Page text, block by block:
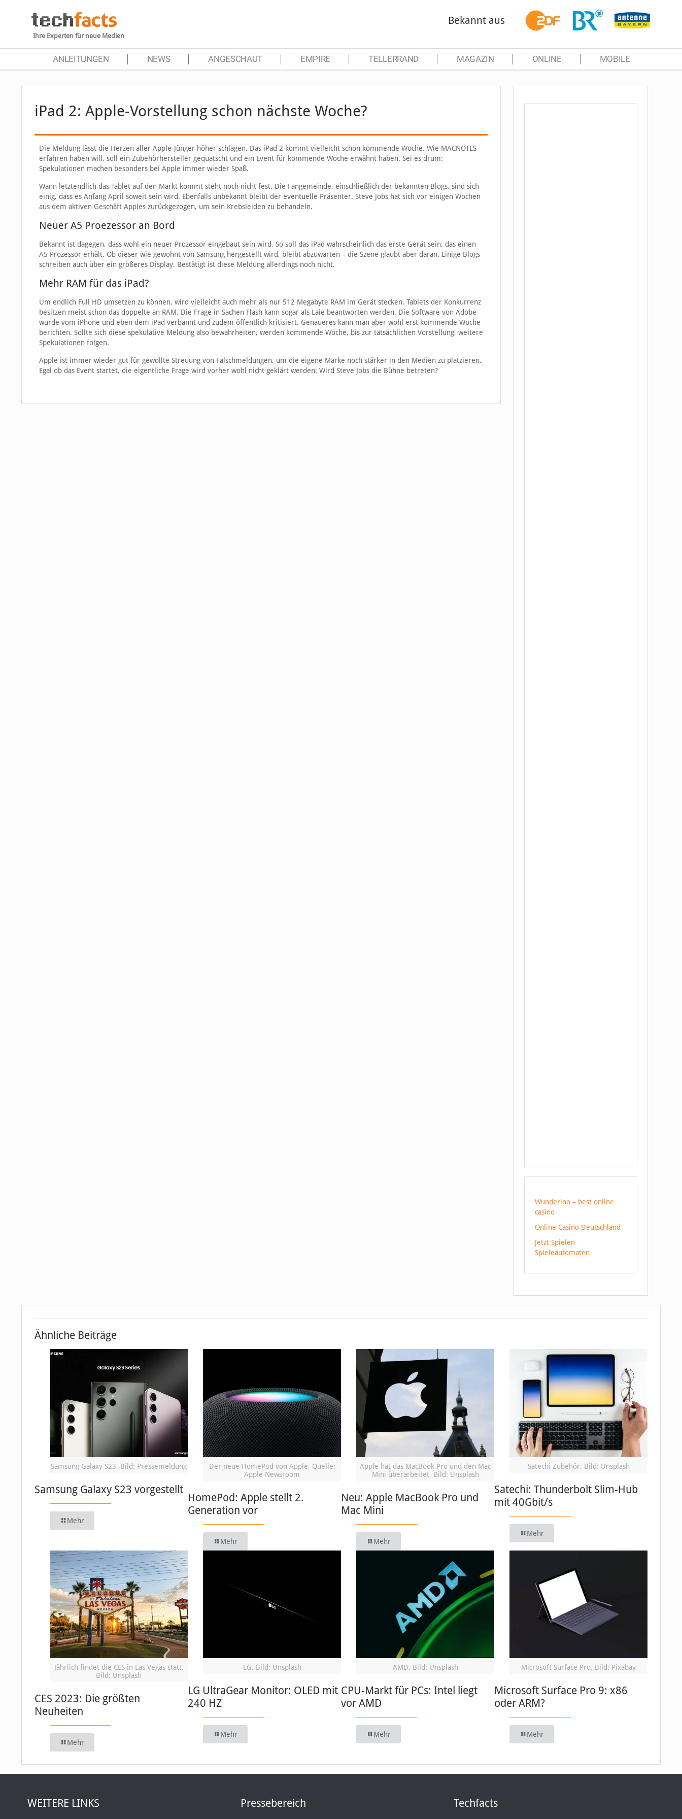
Ihre Experten für neue Medien
Bekannt aus
ANLEITUNGEN NEWS ANGESCHAUT EMPIRE TELLERRAND MAGAZIN ONLINE MOBILE
iPad 2: Apple-Vorstellung schon nächste Woche?
Die Meldung lässt die Herzen aller Apple-Jünger höher schlagen. Das iPad 2 kommt vielleicht schon kommende Woche. Wie MACNOTES
erfahren haben will, soll ein Zubehörhersteller gequatscht und ein Event für kommende Woche erwähnt haben. Sei es drum:
Spekulationen machen besonders bei Apple immer wieder Spaß.
Wann letztendlich das Tablet auf den Markt kommt steht noch nicht fest. Die Fangemeinde, einschließlich der bekannten Blogs, sind sich
einig, dass es Anfang April soweit sein wird. Ebenfalls unbekannt bleibt der eventuelle Präsenter. Steve Jobs hat sich vor einigen Wochen
aus dem aktiven Geschäft Apples zurückgezogen, um sein Krebsleiden zu behandeln.
Neuer A5 Proezessor an Bord
Bekannt ist dagegen, dass wohl ein neuer Prozessor eingebaut sein wird. So soll das iPad wahrscheinlich das erste Gerät sein, das einen
A5 Prozessor erhält. Ob dieser wie gewohnt von Samsung hergestellt wird, bleibt abzuwarten – die Szene glaubt aber daran. Einige Blogs
schreiben auch über ein größeres Display. Bestätigt ist diese Meldung allerdings noch nicht.
Mehr RAM für das iPad?
Um endlich Full HD umsetzen zu können, wird vielleicht auch mehr als nur 512 Megabyte RAM im Gerät stecken. Tablets der Konkurrenz
besitzen meist schon das doppelte an RAM. Die Frage in Sachen Flash kann sogar als Laie beantworten werden. Die Software von Adobe
wurde vom iPhone und eben dem iPad verbannt und zudem öffentlich kritisiert. Genaueres kann man aber wohl erst kommende Woche
berichten. Sollte sich diese spekulative Meldung also bewahrheiten, werden kommende Woche, bis zur tatsächlichen Vorstellung, weitere
Spekulationen folgen.
Apple ist immer wieder gut für gewollte Streuung von Falschmeldungen, um die eigene Marke noch stärker in den Medien zu platzieren.
Egal ob das Event startet, die eigentliche Frage wird vorher wohl nicht geklärt werden: Wird Steve Jobs die Bühne betreten?
Wunderino – best online
casino
Online Casino Deutschland
Jetzt Spielen
Spieleautomaten
Ähnliche Beiträge
Samsung Galaxy S23, Bild: Pressemeldung
Samsung Galaxy S23 vorgestellt
Mehr
Der neue HomePod von Apple, Quelle:
Apple Newsroom
HomePod: Apple stellt 2.
Generation vor
Mehr
Apple hat das MacBook Pro und den Mac
Mini überarbeitet, Bild: Unsplash
Neu: Apple MacBook Pro und
Mac Mini
Mehr
Satechi Zubehör, Bild: Unsplash
Satechi: Thunderbolt Slim-Hub
mit 40Gbit/s
Mehr
Jährlich findet die CES in Las Vegas statt,
Bild: Unsplash
CES 2023: Die größten
Neuheiten
Mehr
LG, Bild: Unsplash
LG UltraGear Monitor: OLED mit
240 HZ
Mehr
AMD, Bild: Unsplash
CPU-Markt für PCs: Intel liegt
vor AMD
Mehr
Microsoft Surface Pro, Bild: Pixabay
Microsoft Surface Pro 9: x86
oder ARM?
Mehr
WEITERE LINKS Pressebereich Techfacts